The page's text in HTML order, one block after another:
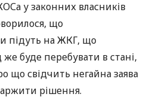
а у законних власників
що
підуть наЖКГ, що
буде перебувати в стані,
що свідчить негайна заява
рішення.